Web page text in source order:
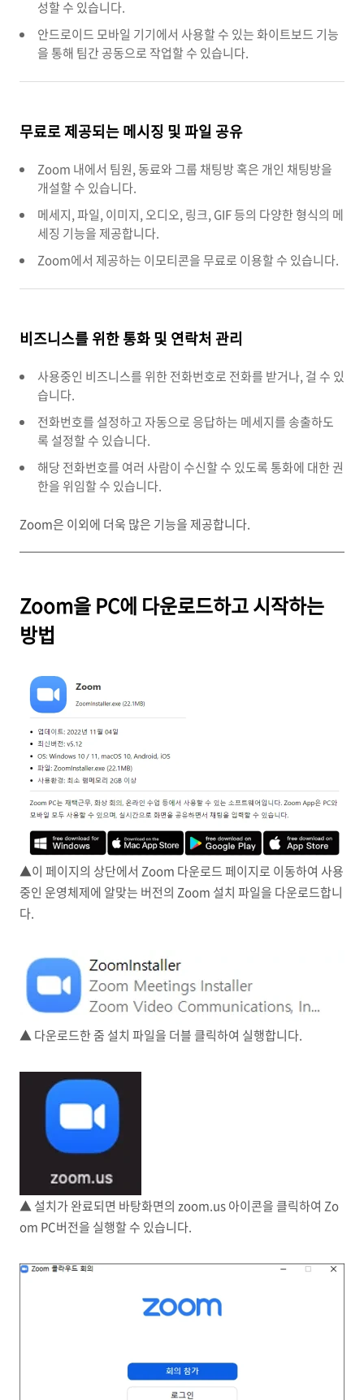
성할 수 있습니다.
안드로이드 모바일 기기에서 사용할 수 있는 화이트보드 기능
을 통해 팀간 공동으로 작업할 수 있습니다.
무료로 제공되는 메시징 및 파일 공유
Zoom 내에서 팀원, 동료와 그룹 채팅방 혹은 개인 채팅방을
개설할 수 있습니다.
메세지, 파일, 이미지, 오디오, 링크, GIF 등의 다양한 형식의 메
세징 기능을 제공합니다.
Zoom에서 제공하는 이모티콘을 무료로 이용할 수 있습니다.
비즈니스를 위한 통화 및 연락처 관리
사용중인 비즈니스를 위한 전화번호로 전화를 받거나, 걸 수 있
습니다.
전화번호를 설정하고 자동으로 응답하는 메세지를 송출하도
록 설정할 수 있습니다.
해당 전화번호를 여러 사람이 수신할 수 있도록 통화에 대한 권
한을 위임할 수 있습니다.
Zoom은 이외에 더욱 많은 기능을 제공합니다.
Zoom을 PC에 다운로드하고 시작하는
방법
▲이 페이지의 상단에서 Zoom 다운로드 페이지로 이동하여 사용
중인 운영체제에 알맞는 버전의 Zoom 설치 파일을 다운로드합니
다.
▲ 다운로드한 줌 설치 파일을 더블 클릭하여 실행합니다.
▲ 설치가 완료되면 바탕화면의 zoom.us 아이콘을 클릭하여 Zo
om PC버전을 실행할 수 있습니다.